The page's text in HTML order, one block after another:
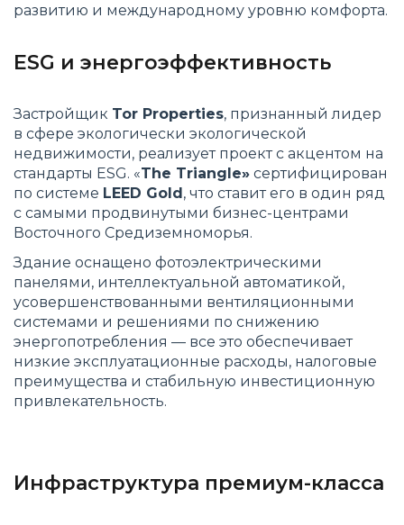
развитию и международному уровню комфорта.
ESG и энергоэффективность
Застройщик Tor Properties, признанный лидер
в сфере экологически экологической
недвижимости, реализует проект с акцентом на
стандарты ESG. «The Triangle» сертифицирован
по системе LEED Gold, что ставит его в один ряд
с самыми продвинутыми бизнес-центрами
Восточного Средиземноморья.
Здание оснащено фотоэлектрическими
панелями, интеллектуальной автоматикой,
усовершенствованными вентиляционными
системами и решениями по снижению
энергопотребления — все это обеспечивает
низкие эксплуатационные расходы, налоговые
преимущества и стабильную инвестиционную
привлекательность.
Инфраструктура премиум-класса